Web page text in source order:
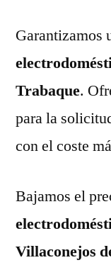
Garantizamos
Trabaque.
para la
con el coste
Bajamos el
Villaconejos